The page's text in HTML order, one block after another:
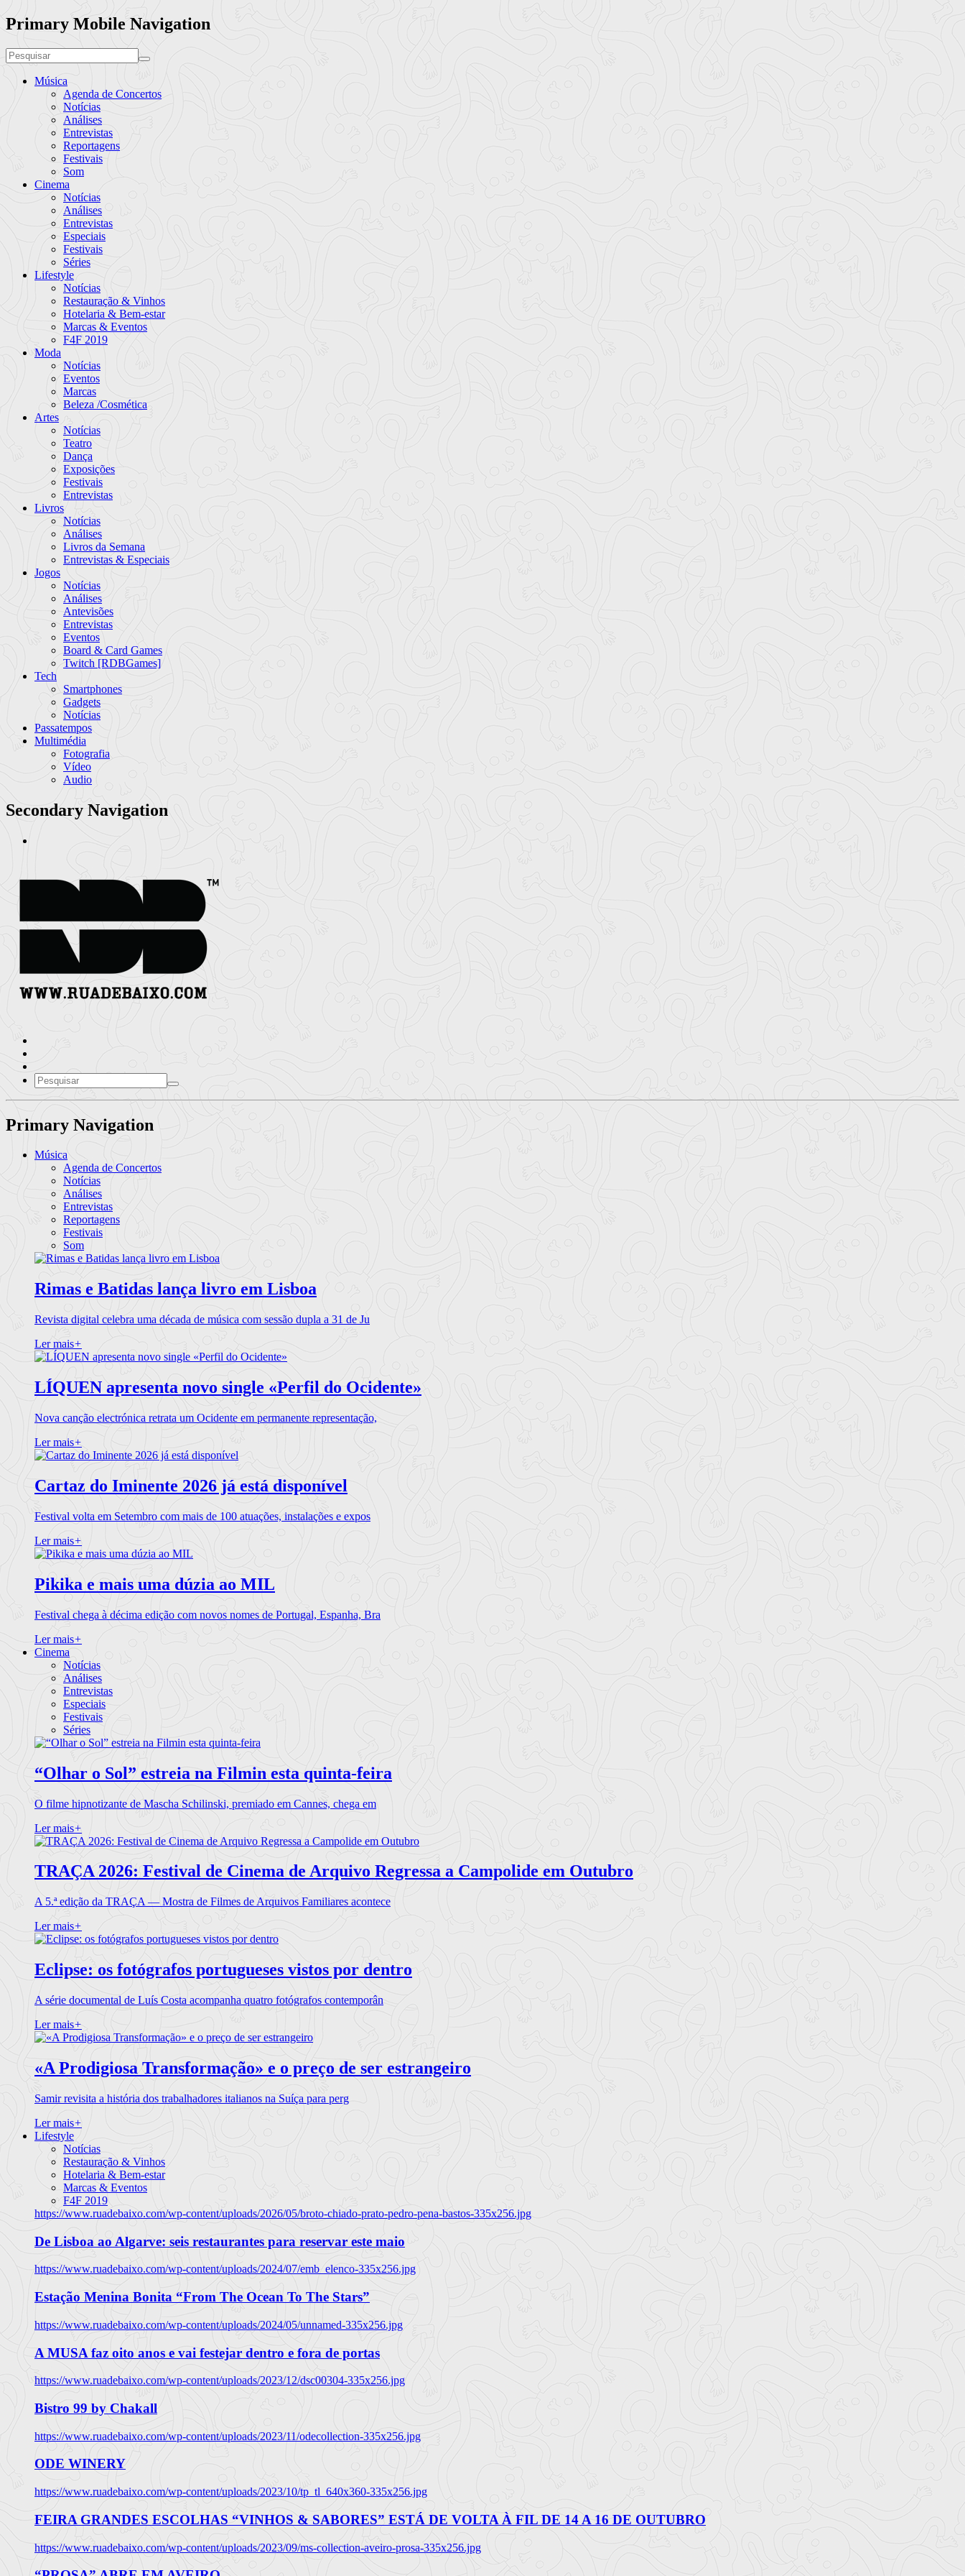
Primary Mobile Navigation
Música
Agenda de Concertos
Notícias
Análises
Entrevistas
Reportagens
Festivais
Som
Cinema
Notícias
Análises
Entrevistas
Especiais
Festivais
Séries
Lifestyle
Notícias
Restauração & Vinhos
Hotelaria & Bem-estar
Marcas & Eventos
F4F 2019
Moda
Notícias
Eventos
Marcas
Beleza /Cosmética
Artes
Notícias
Teatro
Dança
Exposições
Festivais
Entrevistas
Livros
Notícias
Análises
Livros da Semana
Entrevistas & Especiais
Jogos
Notícias
Análises
Antevisões
Entrevistas
Eventos
Board & Card Games
Twitch [RDBGames]
Tech
Smartphones
Gadgets
Notícias
Passatempos
Multimédia
Fotografia
Vídeo
Audio
Secondary Navigation
Primary Navigation
Música
Agenda de Concertos
Notícias
Análises
Entrevistas
Reportagens
Festivais
Som
Rimas e Batidas lança livro em Lisboa
Revista digital celebra uma década de música com sessão dupla a 31 de Ju
Ler mais+
LÍQUEN apresenta novo single «Perfil do Ocidente»
Nova canção electrónica retrata um Ocidente em permanente representação,
Ler mais+
Cartaz do Iminente 2026 já está disponível
Festival volta em Setembro com mais de 100 atuações, instalações e expos
Ler mais+
Pikika e mais uma dúzia ao MIL
Festival chega à décima edição com novos nomes de Portugal, Espanha, Bra
Ler mais+
Cinema
Notícias
Análises
Entrevistas
Especiais
Festivais
Séries
“Olhar o Sol” estreia na Filmin esta quinta-feira
O filme hipnotizante de Mascha Schilinski, premiado em Cannes, chega em
Ler mais+
TRAÇA 2026: Festival de Cinema de Arquivo Regressa a Campolide em Outubro
A 5.ª edição da TRAÇA — Mostra de Filmes de Arquivos Familiares acontece
Ler mais+
Eclipse: os fotógrafos portugueses vistos por dentro
A série documental de Luís Costa acompanha quatro fotógrafos contemporân
Ler mais+
«A Prodigiosa Transformação» e o preço de ser estrangeiro
Samir revisita a história dos trabalhadores italianos na Suíça para perg
Ler mais+
Lifestyle
Notícias
Restauração & Vinhos
Hotelaria & Bem-estar
Marcas & Eventos
F4F 2019
https://www.ruadebaixo.com/wp-content/uploads/2026/05/broto-chiado-prato-pedro-pena-bastos-335x256.jpg
De Lisboa ao Algarve: seis restaurantes para reservar este maio
https://www.ruadebaixo.com/wp-content/uploads/2024/07/emb_elenco-335x256.jpg
Estação Menina Bonita “From The Ocean To The Stars”
https://www.ruadebaixo.com/wp-content/uploads/2024/05/unnamed-335x256.jpg
A MUSA faz oito anos e vai festejar dentro e fora de portas
https://www.ruadebaixo.com/wp-content/uploads/2023/12/dsc00304-335x256.jpg
Bistro 99 by Chakall
https://www.ruadebaixo.com/wp-content/uploads/2023/11/odecollection-335x256.jpg
ODE WINERY
https://www.ruadebaixo.com/wp-content/uploads/2023/10/tp_tl_640x360-335x256.jpg
FEIRA GRANDES ESCOLHAS “VINHOS & SABORES” ESTÁ DE VOLTA À FIL DE 14 A 16 DE OUTUBRO
https://www.ruadebaixo.com/wp-content/uploads/2023/09/ms-collection-aveiro-prosa-335x256.jpg